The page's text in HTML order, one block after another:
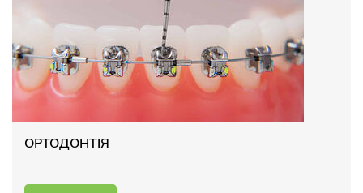
ОРТОДОНТІЯ